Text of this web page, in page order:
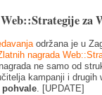
za
održana je u
nagrada
ne samo od
kampanji i drugih
. [UPDATE]